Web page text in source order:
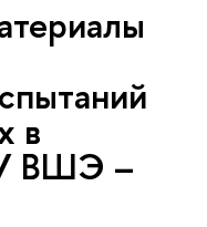
в
ВШЭ –